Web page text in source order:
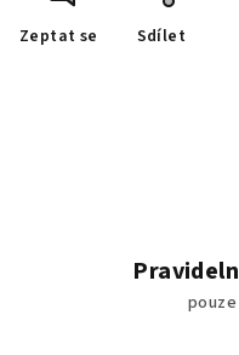
Zeptat se Sdílet